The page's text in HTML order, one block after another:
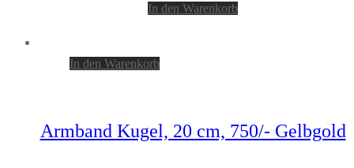
In den Warenkorb
In den Warenkorb
Armband Kugel, 20 cm, 750/- Gelbgold